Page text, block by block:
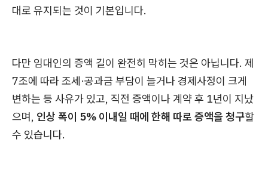
대로 유지되는 것이 기본입니다.
다만 임대인의 증액 길이 완전히 막히는 것은 아닙니다. 제
7조에 따라 조세·공과금 부담이 늘거나 경제사정이 크게
변하는 등 사유가 있고, 직전 증액이나 계약 후 1년이 지났
으며, 인상 폭이 5% 이내일 때에 한해 따로 증액을 청구할
수 있습니다.